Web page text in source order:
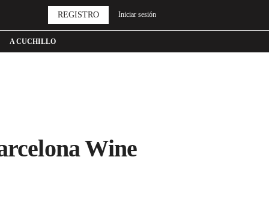
A CUCHILLO
REGISTRO Iniciar sesión
Wine